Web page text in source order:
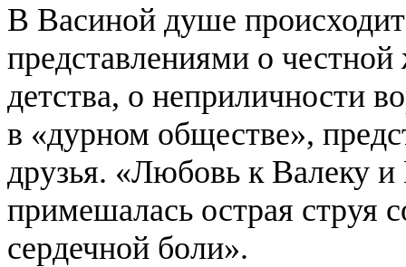
В Васиной душе
представлениями о
детства, о неприличности
в «дурном обществе»,
друзья. «Любовь к Валеку и
примешалась острая струя
сердечной боли».